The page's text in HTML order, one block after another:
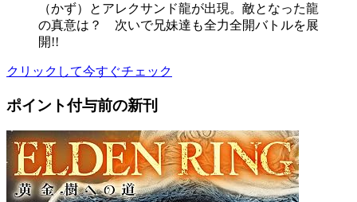
（かず）とアレクサンド龍が出現。敵となった龍
の真意は？ 次いで兄妹達も全力全開バトルを展
開!!
クリックして今すぐチェック
ポイント付与前の新刊